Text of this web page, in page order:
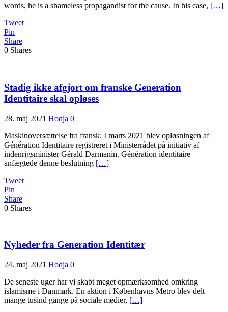
words, he is a shameless propagandist for the cause. In his case, […]
Tweet
Pin
Share
0 Shares
Stadig ikke afgjort om franske Generation
Identitaire skal opløses
28. maj 2021 Hodja 0
Maskinoversættelse fra fransk: I marts 2021 blev opløsningen af ​​
Génération Identitaire registreret i Ministerrådet på initiativ af
indenrigsminister Gérald Darmanin. Génération identitaire
anfægtede denne beslutning […]
Tweet
Pin
Share
0 Shares
Nyheder fra Generation Identitær
24. maj 2021 Hodja 0
De seneste uger har vi skabt meget opmærksomhed omkring
islamisme i Danmark. En aktion i Københavns Metro blev delt
mange tusind gange på sociale medier, […]